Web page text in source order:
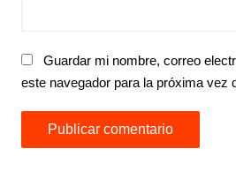
Guardar mi nombre, correo
este navegador para la próxima vez